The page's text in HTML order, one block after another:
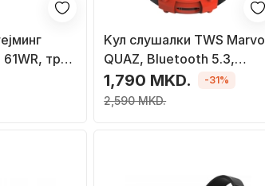
три-
со
Kул слушалки TWS Marvo
QUAZ, Bluetooth 5.3,
метална кутија со USB C,
црни
1,790 MKD.
2,590 MKD.
-31%